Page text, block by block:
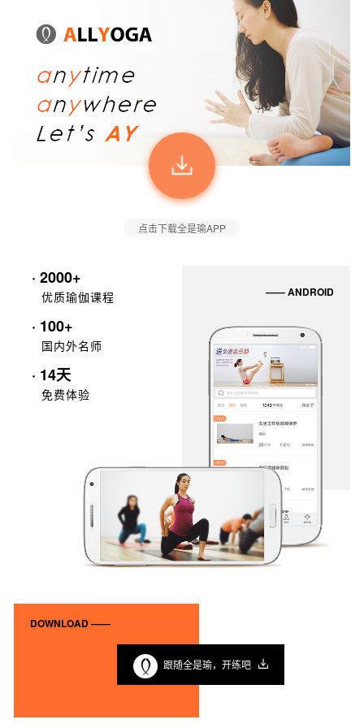
点击下载全是瑜APP
· 2000+
优质瑜伽课程
· 100+
国内外名师
· 14天
免费体验
—— ANDROID
DOWNLOAD ——
跟随全是瑜，开练吧